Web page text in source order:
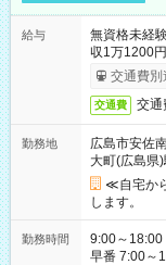
給与
無資格未経
収1万1200
交通費別
交通費 交通
勤務地
広島市安佐
大町(広島県)
≪自宅か
します。
勤務時間
9:00～18:00（休憩60分） ■ご
早番 7:00～16:00 遅